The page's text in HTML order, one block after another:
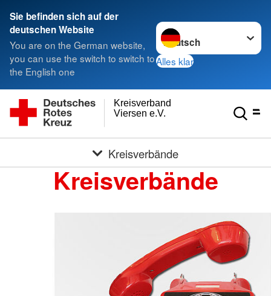
Sie befinden sich auf der
deutschen Website
You are on the German website,
you can use the switch to switch to
the English one
Sprache wechseln zu
Alles klar
Viersen e.V.
Kreisverband
Kreisverbände
Kreisverbände